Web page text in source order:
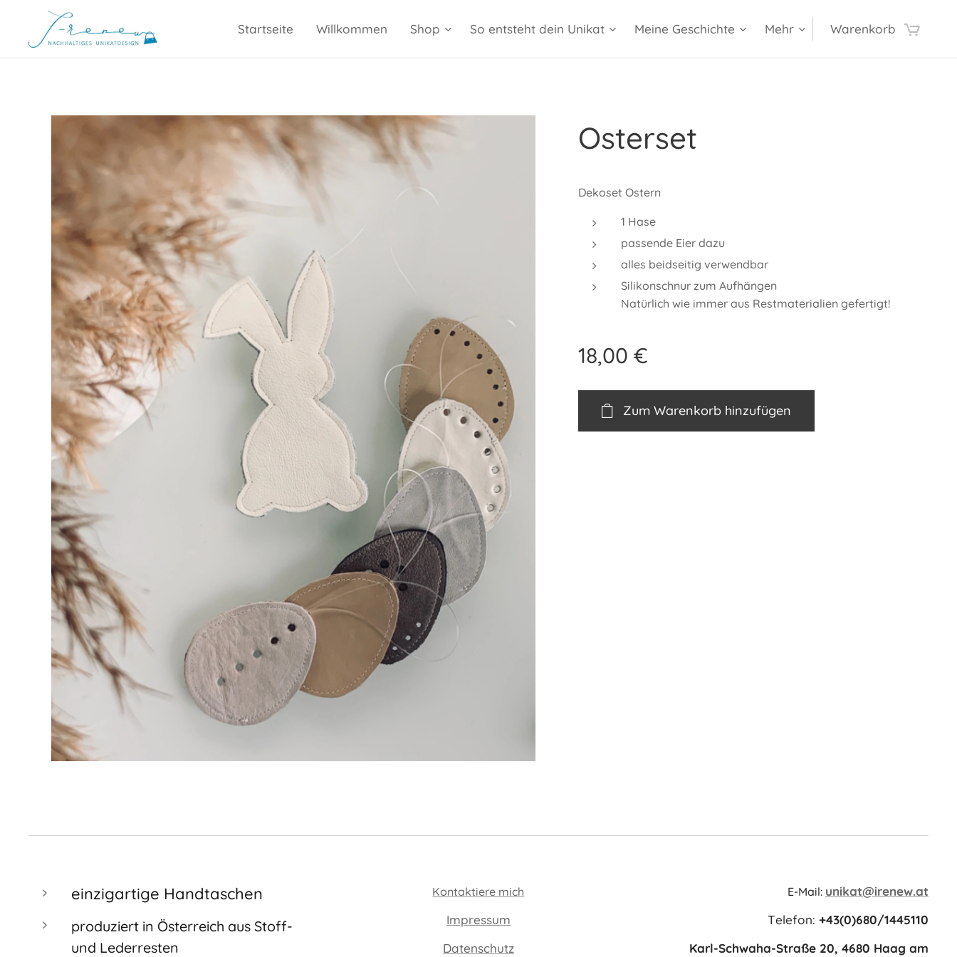
Startseite Willkommen Shop So entsteht dein Unikat Meine Geschichte Mehr Warenkorb
Osterset
Dekoset Ostern
1 Hase
passende Eier dazu
alles beidseitig verwendbar
Silikonschnur zum Aufhängen
Natürlich wie immer aus Restmaterialien gefertigt!
18,00 €
Zum Warenkorb hinzufügen
einzigartige Handtaschen
produziert in Österreich aus Stoff-
und Lederresten
Kontaktiere mich
Impressum
Datenschutz
E-Mail: unikat@irenew.at
Telefon: +43(0)680/1445110
Karl-Schwaha-Straße 20, 4680 Haag am